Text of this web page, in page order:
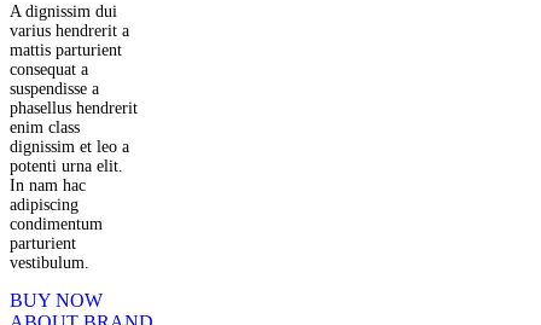
A dignissim dui
varius hendrerit a
mattis parturient
consequat a
suspendisse a
phasellus hendrerit
enim class
dignissim et leo a
potenti urna elit.
In nam hac
adipiscing
condimentum
parturient
vestibulum.
BUY NOW